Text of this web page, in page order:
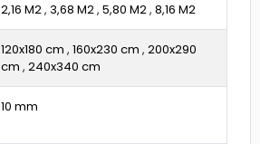
2,16 M2, 3,68 M2, 5,80 M2, 8,16 M2
120x180 cm , 160x230 cm , 200x290
cm , 240x340 cm
10 mm